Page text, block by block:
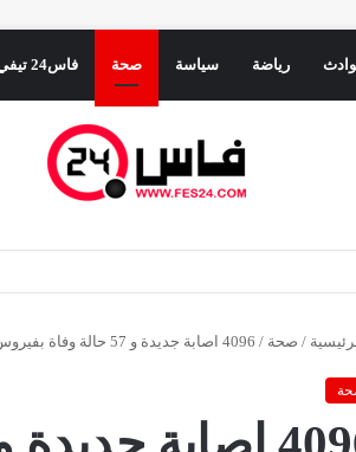
رياضة سياسة صحة فاس24 تيفي
التهور الإسباني في المتوسط
/ صحة / 4096 اصابة جديدة و 57 حالة وفاة بفيروس كورونا